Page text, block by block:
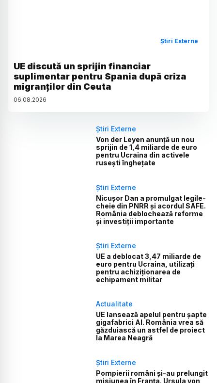
Știri Externe
UE discută un sprijin financiar
suplimentar pentru Spania după criza
migranților din Ceuta
06.08.2026
Știri Externe
Von der Leyen anunță un nou
sprijin de 1,4 miliarde de euro
pentru Ucraina din activele
rusești înghețate
Știri Externe
Nicușor Dan a promulgat legile-
cheie din PNRR și acordul SAFE.
România deblochează reforme
și investiții importante
Știri Externe
UE a deblocat 3,47 miliarde de
euro pentru Ucraina, utilizați
pentru achiziționarea de
echipament militar
Actualitate
UE lansează apelul pentru șapte
gigafabrici AI. România vrea să
găzduiască un astfel de proiect
la Marea Neagră
Știri Externe
Pompierii români și-au prelungit
misiunea în Franța. Ursula von